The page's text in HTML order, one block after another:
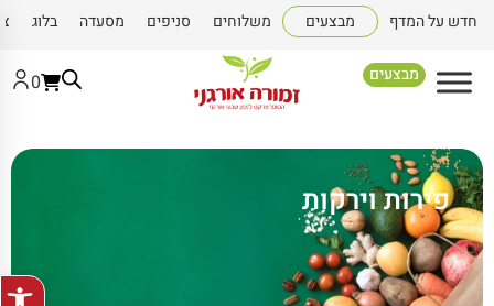
פתח
חדש על המדף מבצעים משלוחים סניפים מסעדה בלוג
מבצעים 0
פירות וירקות